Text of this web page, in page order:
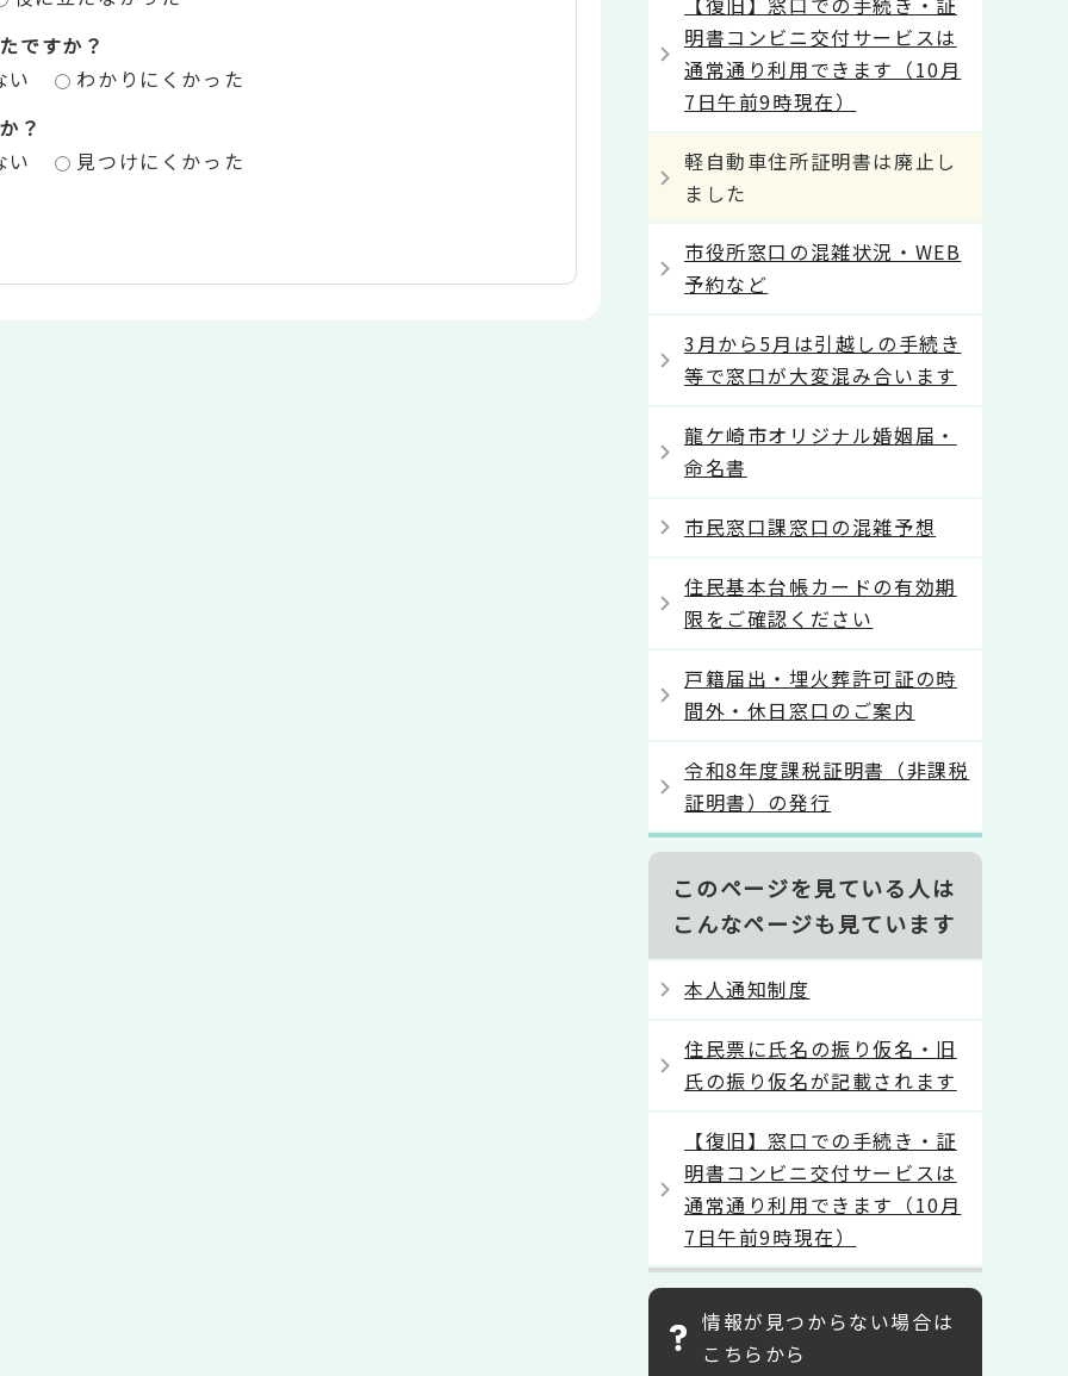
ですか？
い
わかりにくかった
？
い 見つけにくかった
明書コンビニ交付サービスは
通常通り利用できます（10月
7日午前9時現在）
軽自動車住所証明書は廃止し
ました
市役所窓口の混雑状況・WEB
予約など
3月から5月は引越しの手続き
等で窓口が大変混み合います
龍ケ崎市オリジナル婚姻届・
命名書
市民窓口課窓口の混雑予想
住民基本台帳カードの有効期
限をご確認ください
戸籍届出・埋火葬許可証の時
間外・休日窓口のご案内
令和8年度課税証明書（非課税
証明書）の発行
このページを見ている人は
こんなページも見ています
本人通知制度
住民票に氏名の振り仮名・旧
氏の振り仮名が記載されます
【復旧】窓口での手続き・証
明書コンビニ交付サービスは
通常通り利用できます（10月
7日午前9時現在）
情報が見つからない場合は
こちらから